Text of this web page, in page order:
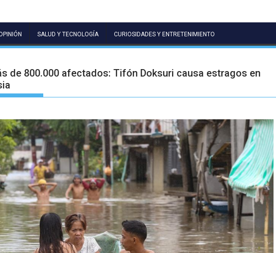
SALUD Y TECNOLOGÍA CURIOSIDADES Y ENTRETENIMIENTO
de 800.000 afectados: Tifón Doksuri causa estragos en